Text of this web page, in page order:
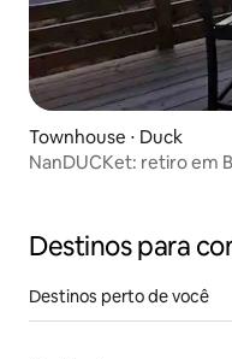
Townhouse ⋅ Duck
NanDUCKet: retiro em
Destinos para
Destinos perto de você